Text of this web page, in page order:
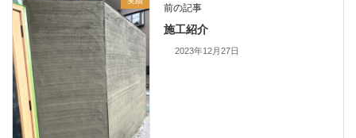
前の記事
施工紹介
2023年12月27日